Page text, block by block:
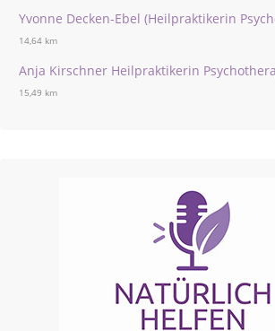
Yvonne Decken-Ebel (Heilpraktikerin
14,64 km
Anja Kirschner Heilpraktikerin
15,49 km